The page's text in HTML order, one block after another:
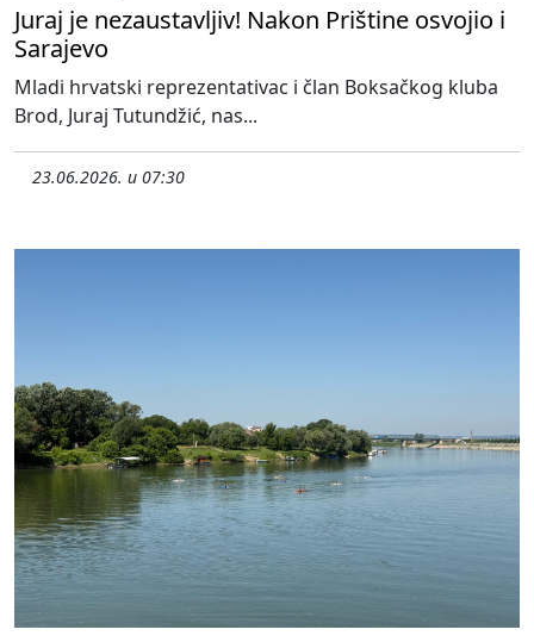
Juraj je nezaustavljiv! Nakon Prištine osvojio i
Sarajevo
Mladi hrvatski reprezentativac i član Boksačkog kluba
Brod, Juraj Tutundžić, nas...
23.06.2026. u 07:30